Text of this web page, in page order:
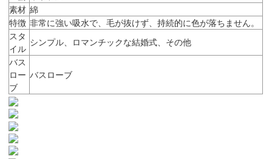
素材 綿
特徴 非常に強い吸水で、毛が抜けず、持続的に色が落ちません。
スタ
イル
シンプル、ロマンチックな結婚式、その他
バス
ロー
ブ
バスローブ